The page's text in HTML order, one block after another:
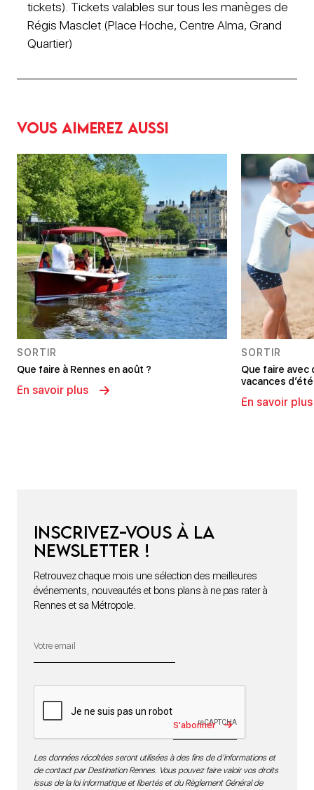
tickets). Tickets valables sur tous les manèges de
Régis Masclet (Place Hoche, Centre Alma, Grand
Quartier)
Vous aimerez aussi
SORTIR
Que faire à Rennes en août ?
En savoir plus
SORTIR
Que faire
vacances
En savoir plus
Inscrivez-vous à la
newsletter !
Retrouvez chaque mois une sélection des meilleures
événements, nouveautés et bons plans à ne pas rater à
Rennes et sa Métropole.
S'abonner
Les données récoltées seront utilisées à des fins de d’informations et
de contact par Destination Rennes. Vous pouvez faire valoir vos droits
issus de la loi informatique et libertés et du Règlement Général de